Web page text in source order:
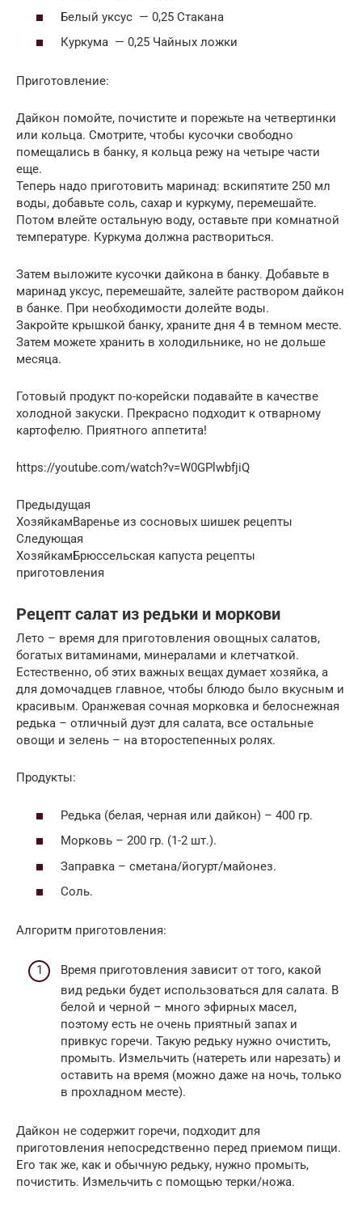
Белый уксус — 0,25 Стакана
Куркума — 0,25 Чайных ложки
Приготовление:
Дайкон помойте, почистите и порежьте на четвертинки
или кольца. Смотрите, чтобы кусочки свободно
помещались в банку, я кольца режу на четыре части
еще.
Теперь надо приготовить маринад: вскипятите 250 мл
воды, добавьте соль, сахар и куркуму, перемешайте.
Потом влейте остальную воду, оставьте при комнатной
температуре. Куркума должна раствориться.
Затем выложите кусочки дайкона в банку. Добавьте в
маринад уксус, перемешайте, залейте раствором дайкон
в банке. При необходимости долейте воды.
Закройте крышкой банку, храните дня 4 в темном месте.
Затем можете хранить в холодильнике, но не дольше
месяца.
Готовый продукт по-корейски подавайте в качестве
холодной закуски. Прекрасно подходит к отварному
картофелю. Приятного аппетита!
https://youtube.com/watch?v=W0GPlwbfjiQ
Предыдущая
ХозяйкамВаренье из сосновых шишек рецепты
Следующая
ХозяйкамБрюссельская капуста рецепты
приготовления
Рецепт салат из редьки и моркови
Лето – время для приготовления овощных салатов,
богатых витаминами, минералами и клетчаткой.
Естественно, об этих важных вещах думает хозяйка, а
для домочадцев главное, чтобы блюдо было вкусным и
красивым. Оранжевая сочная морковка и белоснежная
редька – отличный дуэт для салата, все остальные
овощи и зелень – на второстепенных ролях.
Продукты:
Редька (белая, черная или дайкон) – 400 гр.
Морковь – 200 гр. (1-2 шт.).
Заправка – сметана/йогурт/майонез.
Соль.
Алгоритм приготовления:
Время приготовления зависит от того, какой
вид редьки будет использоваться для салата. В
белой и черной – много эфирных масел,
поэтому есть не очень приятный запах и
привкус горечи. Такую редьку нужно очистить,
промыть. Измельчить (натереть или нарезать) и
оставить на время (можно даже на ночь, только
в прохладном месте).
Дайкон не содержит горечи, подходит для
приготовления непосредственно перед приемом пищи.
Его так же, как и обычную редьку, нужно промыть,
почистить. Измельчить с помощью терки/ножа.